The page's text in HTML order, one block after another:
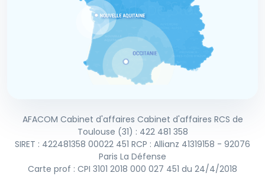
AFACOM Cabinet d'affaires Cabinet d'affaires RCS de
Toulouse (31) : 422 481 358
SIRET : 422481358 00022 451 RCP : Allianz 41319158 - 92076
Paris La Défense
Carte prof : CPI 3101 2018 000 027 451 du 24/4/2018